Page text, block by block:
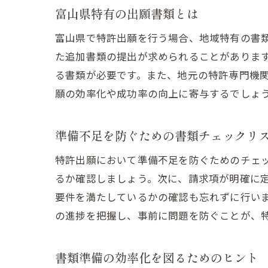
富山県特有の出願書類とは
富山県で特許出願を行う場合、地域特有の
た追加書類の提出が求められることがあり
る書類が必要です。また、地元の特許専門
願の効率化や成功率の向上に寄与するでしょ
準備不足を防ぐための書類チェックリ
特許出願において準備不足を防ぐためのチェ
るか確認しましょう。次に、請求項が明確
要件を満たしているかの確認も忘れずに行い
の進捗を把握し、事前に問題を防ぐことが、
書類準備の効率化を図るためのヒント